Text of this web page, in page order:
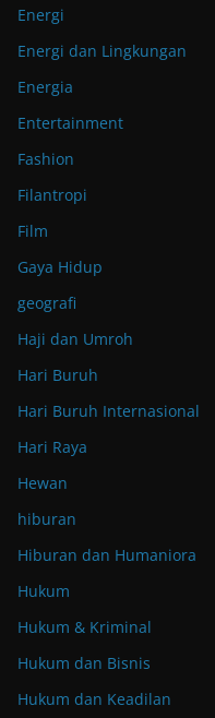
Energi
Energi dan Lingkungan
Energia
Entertainment
Fashion
Filantropi
Film
Gaya Hidup
geografi
Haji dan Umroh
Hari Buruh
Hari Buruh Internasional
Hari Raya
Hewan
hiburan
Hiburan dan Humaniora
Hukum
Hukum & Kriminal
Hukum dan Bisnis
Hukum dan Keadilan